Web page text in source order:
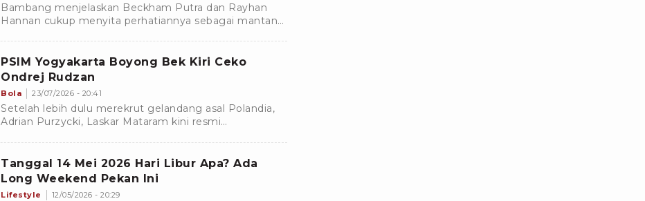
Bambang menjelaskan Beckham Putra dan Rayhan
Hannan cukup menyita perhatiannya sebagai mantan
PSIM Yogyakarta Boyong Bek Kiri Ceko
Ondrej Rudzan
Bola 23/07/2026 - 20:41
Setelah lebih dulu merekrut gelandang asal Polandia,
Adrian Purzycki, Laskar Mataram kini resmi
Tanggal 14 Mei 2026 Hari Libur Apa? Ada
Long Weekend Pekan Ini
Lifestyle 12/05/2026 - 20:29